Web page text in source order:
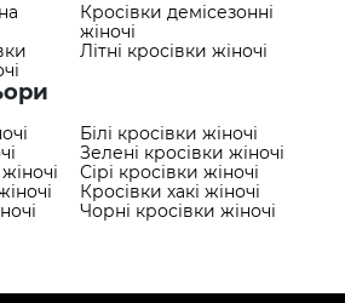
Кросівки демісезонні
жіночі
Літні кросівки жіночі
Білі кросівки жіночі
Зелені кросівки жіночі
Сірі кросівки жіночі
Кросівки хакі жіночі
Чорні кросівки жіночі